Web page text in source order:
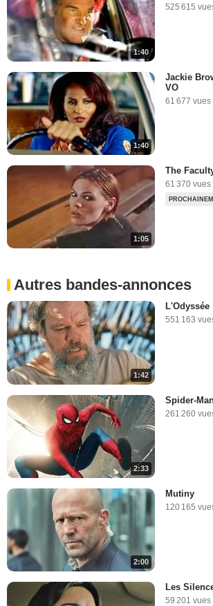
1:40
525 615
1:40
Jackie
VO
61 677 vues
1:05
The
61 370 vues
Autres bandes-annonces
1:42
L'Odyssée
551 163
2:33
Spider-
261 260
2:00
Mutiny
120 165
Les
59 201 vues